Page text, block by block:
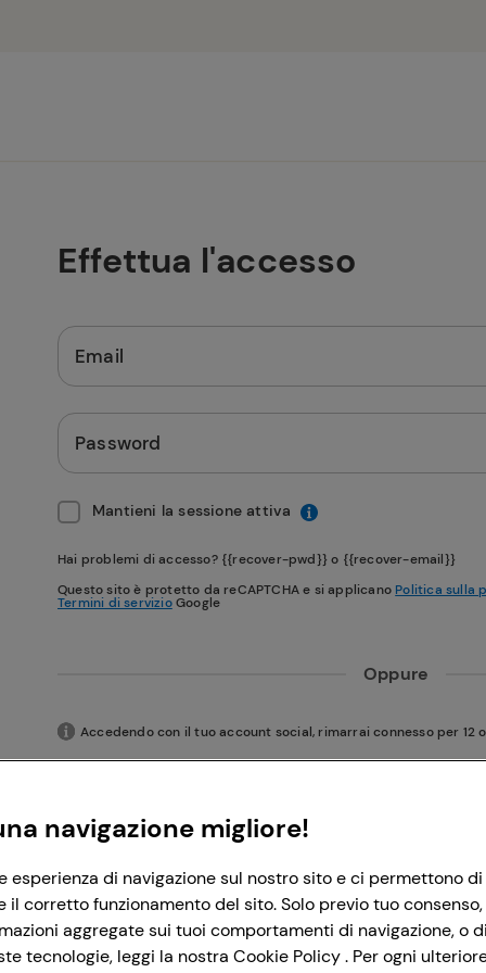
Effettua l'accesso
Email
Password
Mantieni la sessione attiva
Hai problemi di accesso? {{recover-pwd}} o {{recover-email}}
Questo sito è protetto da reCAPTCHA e si applicano Politica sulla
Termini di servizioGoogle
Oppure
Accedendo con il tuo account social, rimarrai connesso per 12
Accedi con
navigazione migliore!
esperienza di navigazione sul nostro sito e ci
corretto funzionamento del sito. Solo previo tuo
aggregate sui tuoi comportamenti di navigazione, o
tecnologie, leggi la nostra Cookie Policy . Per ogni